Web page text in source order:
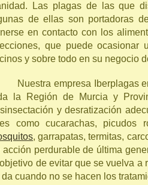
Las plagas de las que
de ellas son portadoras
en contacto con los
que puede ocasionar
y sobre todo en su negocio
Nuestra empresa Iberplagas
la Región de Murcia y
y desratización
como cucarachas, picudos
, garrapatas, termitas,
acción perdurable de última
de evitar que se vuelva a
da cuando no se hacen los